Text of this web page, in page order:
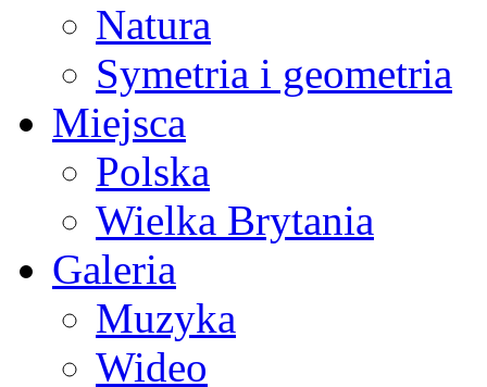
Natura
Symetria i geometria
Miejsca
Polska
Wielka Brytania
Galeria
Muzyka
Wideo